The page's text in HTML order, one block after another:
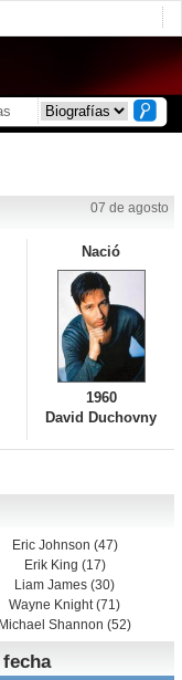
07 de agosto
Nació
1960
David Duchovny
Eric Johnson (47)
Erik King (17)
Liam James (30)
Wayne Knight (71)
Michael Shannon (52)